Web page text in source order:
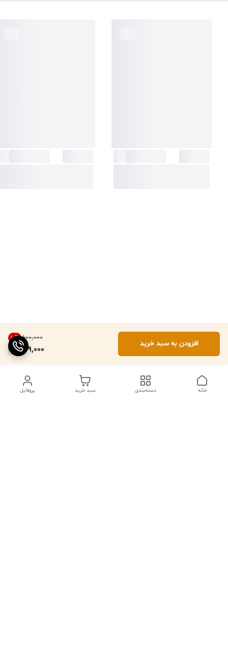
۵۰۰٬۰۰۰ 10%
449,000
افزودن به سبد خرید
پروفایل سبد خرید دسته‌بندی خانه